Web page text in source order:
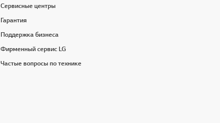
Сервисные центры
Гарантия
Поддержка бизнеса
Фирменный сервис LG
Частые вопросы по технике